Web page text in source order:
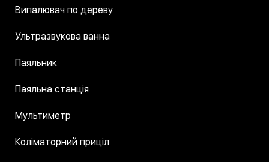
Випалювач по дереву
Ультразвукова ванна
Паяльник
Паяльна станція
Мультиметр
Коліматорний приціл